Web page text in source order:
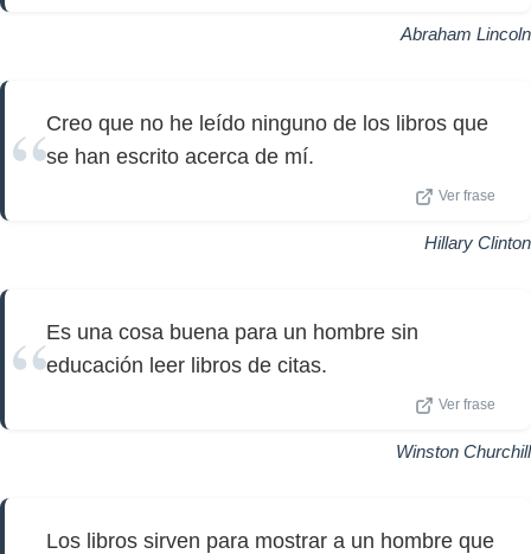
Abraham Lincoln
Creo que no he leído ninguno de los libros que
se han escrito acerca de mí.
Ver frase
Hillary Clinton
Es una cosa buena para un hombre sin
educación leer libros de citas.
Ver frase
Winston Churchill
Los libros sirven para mostrar a un hombre que